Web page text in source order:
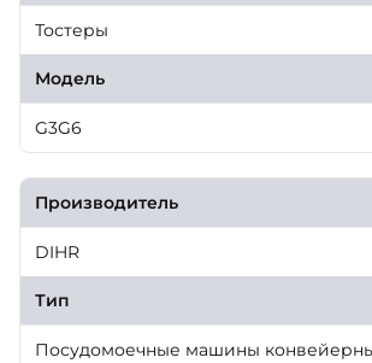
Тостеры
Модель
G3G6
Производитель
DIHR
Тип
Посудомоечные машины